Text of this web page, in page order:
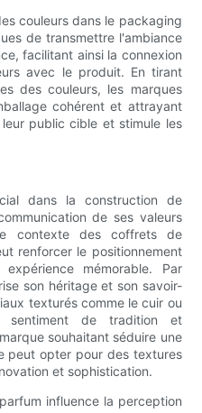
couleurs dans le packaging
de transmettre l'ambiance
facilitant ainsi la connexion
avec le produit. En tirant
des couleurs, les marques
cohérent et attrayant
public cible et stimule les
dans la construction de
de ses valeurs
contexte des coffrets de
renforcer le positionnement
mémorable. Par
son héritage et son savoir-
texturés comme le cuir ou
de tradition et
souhaitant séduire une
peut opter pour des textures
et sophistication.
influence la perception